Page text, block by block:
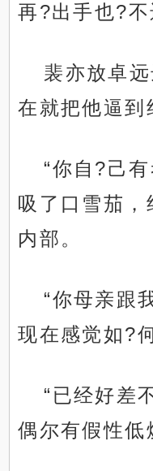
再?出手也?不
裴亦放卓
在就把他逼到
“你自?己
吸了口雪茄，
内部。
“你母亲跟
现在感觉如?
“已经好差
偶尔有假性低